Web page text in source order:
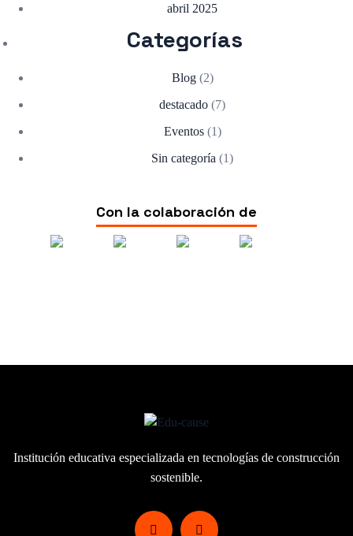
abril 2025
Categorías
Blog(2)
destacado (7)
Eventos(1)
Sin categoría (1)
Con la colaboración de
Institución educativa especializada en tecnologías de construcción
sostenible.